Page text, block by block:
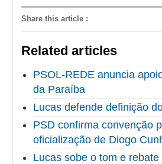
Share this article :
Related articles
PSOL-REDE anuncia
da Paraíba
Lucas defende definição
PSD confirma convenção
oficialização de Diogo
Lucas sobe o tom e